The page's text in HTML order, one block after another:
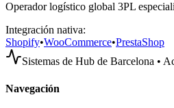
Operador logístico global 3PL
Integración nativa:
Shopify•WooCommerce•PrestaShop
Sistemas de Hub de Barcelona •
Navegación